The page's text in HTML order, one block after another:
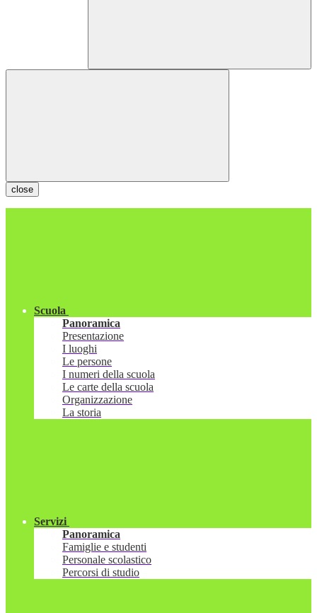
close
Scuola
Panoramica
Presentazione
I luoghi
Le persone
I numeri della scuola
Le carte della scuola
Organizzazione
La storia
Servizi
Panoramica
Famiglie e studenti
Personale scolastico
Percorsi di studio